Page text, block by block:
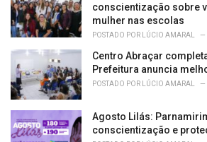
conscientização sobre
mulher nas escolas
POSTADO POR LÚCIO AMARAL
Centro Abraçar
Prefeitura anuncia
POSTADO POR LÚCIO AMARAL
Agosto Lilás:
conscientização e